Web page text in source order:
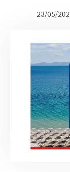
23/05/